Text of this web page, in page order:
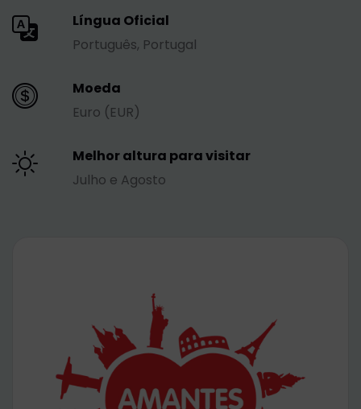
Língua Oficial
Português, Portugal
Moeda
Euro (EUR)
Melhor altura para visitar
Julho e Agosto